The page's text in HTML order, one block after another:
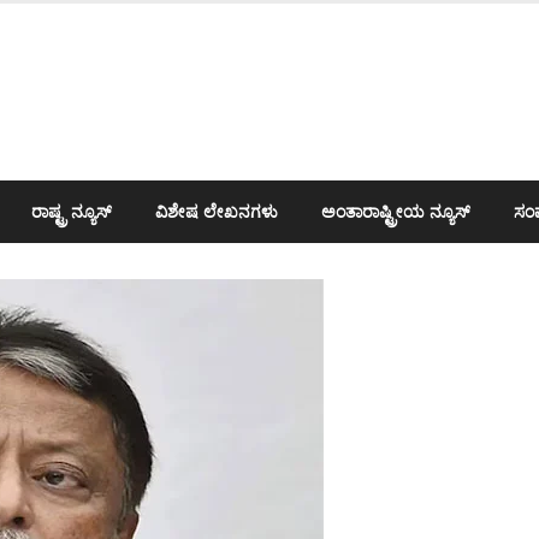
ರಾಷ್ಟ್ರ ನ್ಯೂಸ್ ವಿಶೇಷ ಲೇಖನಗಳು ಅಂತಾರಾಷ್ಟ್ರೀಯ ನ್ಯೂಸ್